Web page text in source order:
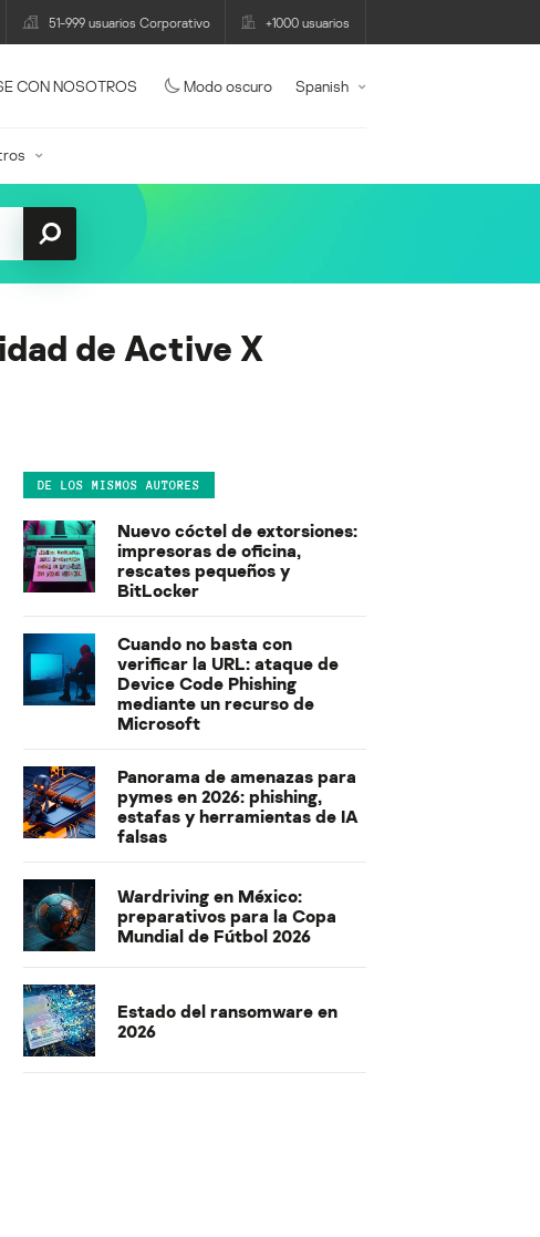
51-999 usuarios Corporativo +1000 usuarios
CON NOSOTROS Modo oscuro Spanish
de Active X
DE LOS MISMOS AUTORES
Nuevo cóctel de extorsiones:
impresoras de oficina,
rescates pequeños y
BitLocker
Cuando no basta con
verificar la URL: ataque de
Device Code Phishing
mediante un recurso de
Microsoft
Panorama de amenazas para
pymes en 2026: phishing,
estafas y herramientas de IA
falsas
Wardriving en México:
preparativos para la Copa
Mundial de Fútbol 2026
Estado del ransomware en
2026